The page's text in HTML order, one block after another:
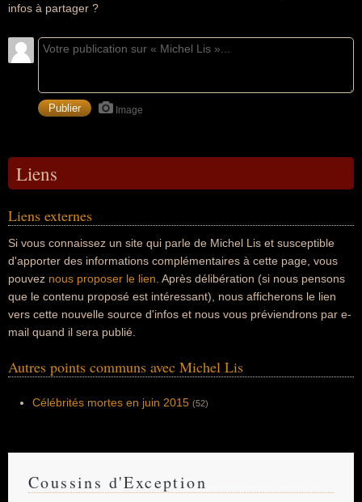
infos à partager ?
Image
Liens
Liens externes
Si vous connaissez un site qui parle de Michel Lis et susceptible
d'apporter des informations complémentaires à cette page, vous
pouvez nous proposer le lien . Après délibération (si nous pensons
que le contenu proposé est intéressant), nous afficherons le lien
vers cette nouvelle source d'infos et nous vous préviendrons par e-
mail quand il sera publié.
Autres points communs avec Michel Lis
Célébrités mortes en juin 2015 (52)
Coussins d'Exception